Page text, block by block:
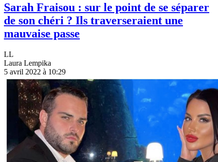
Sarah Fraisou : sur le point de se séparer
de son chéri ? Ils traverseraient une
mauvaise passe
LL
Laura Lempika
5 avril 2022 à 10:29